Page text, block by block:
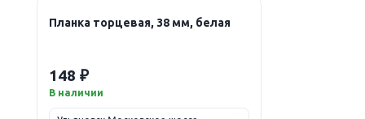
Планка торцевая, 38 мм, белая
148 ₽
В наличии